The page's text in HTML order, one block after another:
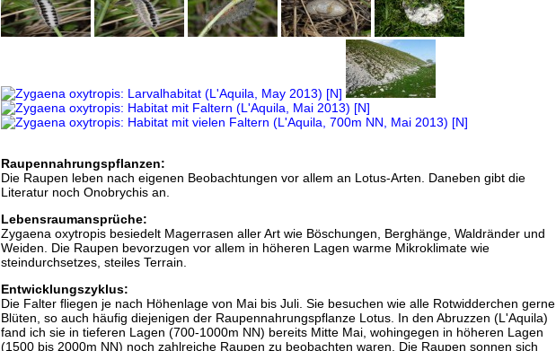
Raupennahrungspflanzen:
Die Raupen leben nach eigenen Beobachtungen vor allem an Lotus-Arten. Daneben gibt die
Literatur noch Onobrychis an.
Lebensraumansprüche:
Zygaena oxytropis besiedelt Magerrasen aller Art wie Böschungen, Berghänge, Waldränder und
Weiden. Die Raupen bevorzugen vor allem in höheren Lagen warme Mikroklimate wie
steindurchsetzes, steiles Terrain.
Entwicklungszyklus:
Die Falter fliegen je nach Höhenlage von Mai bis Juli. Sie besuchen wie alle Rotwidderchen gerne
Blüten, so auch häufig diejenigen der Raupennahrungspflanze Lotus. In den Abruzzen (L'Aquila)
fand ich sie in tieferen Lagen (700-1000m NN) bereits Mitte Mai, wohingegen in höheren Lagen
(1500 bis 2000m NN) noch zahlreiche Raupen zu beobachten waren. Die Raupen sonnen sich